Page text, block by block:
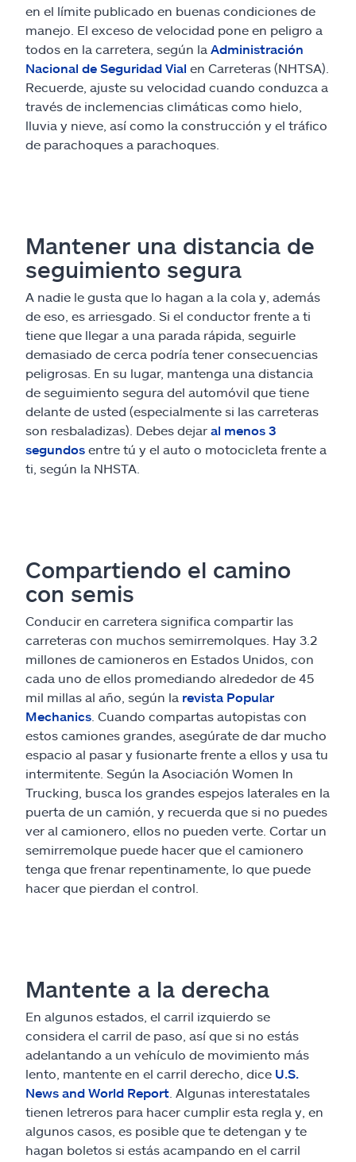
en el límite publicado en buenas condiciones de
manejo. El exceso de velocidad pone en peligro a
todos en la carretera, según la Administración
Nacional de Seguridad Vial en Carreteras (NHTSA).
Recuerde, ajuste su velocidad cuando conduzca a
través de inclemencias climáticas como hielo,
lluvia y nieve, así como la construcción y el tráfico
de parachoques a parachoques.
Mantener una distancia de
seguimiento segura
A nadie le gusta que lo hagan a la cola y, además
de eso, es arriesgado. Si el conductor frente a ti
tiene que llegar a una parada rápida, seguirle
demasiado de cerca podría tener consecuencias
peligrosas. En su lugar, mantenga una distancia
de seguimiento segura del automóvil que tiene
delante de usted (especialmente si las carreteras
son resbaladizas). Debes dejar al menos 3
segundos entre tú y el auto o motocicleta frente a
ti, según la NHSTA.
Compartiendo el camino
con semis
Conducir en carretera significa compartir las
carreteras con muchos semirremolques. Hay 3.2
millones de camioneros en Estados Unidos, con
cada uno de ellos promediando alrededor de 45
mil millas al año, según la revista Popular
Mechanics . Cuando compartas autopistas con
estos camiones grandes, asegúrate de dar mucho
espacio al pasar y fusionarte frente a ellos y usa tu
intermitente. Según la Asociación Women In
Trucking, busca los grandes espejos laterales en la
puerta de un camión, y recuerda que si no puedes
ver al camionero, ellos no pueden verte. Cortar un
semirremolque puede hacer que el camionero
tenga que frenar repentinamente, lo que puede
hacer que pierdan el control.
Mantente a la derecha
En algunos estados, el carril izquierdo se
considera el carril de paso, así que si no estás
adelantando a un vehículo de movimiento más
lento, mantente en el carril derecho, dice U.S.
News and World Report . Algunas interestatales
tienen letreros para hacer cumplir esta regla y, en
algunos casos, es posible que te detengan y te
hagan boletos si estás acampando en el carril